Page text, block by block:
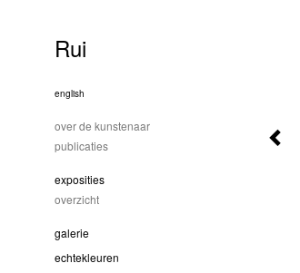
Rui
english
over de kunstenaar
publicaties
exposities
overzicht
galerie
echtekleuren